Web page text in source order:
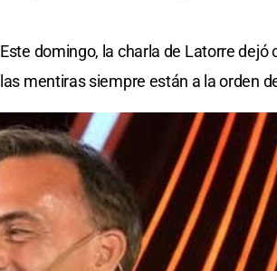
Este domingo, la charla de Latorre
las mentiras siempre están a la orden